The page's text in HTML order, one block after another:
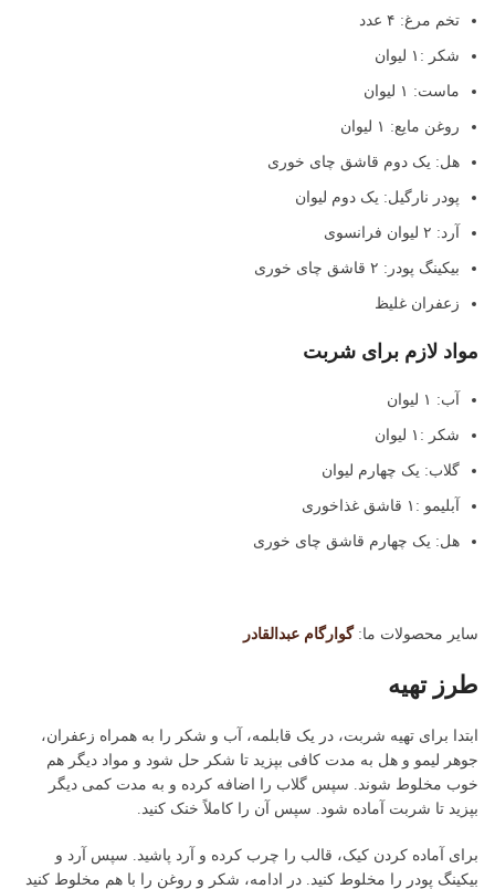
تخم مرغ: ۴ عدد
شکر :۱ لیوان
ماست: ۱ لیوان
روغن مایع: ۱ لیوان
هل: یک دوم قاشق چای خوری
پودر نارگیل: یک دوم لیوان
آرد: ۲ لیوان فرانسوی
بیکینگ پودر: ۲ قاشق چای خوری
زعفران غلیظ
مواد لازم برای شربت
آب: ۱ لیوان
شکر :۱ لیوان
گلاب: یک چهارم لیوان
آبلیمو :۱ قاشق غذاخوری
هل: یک چهارم قاشق چای خوری
سایر محصولات ما:گوارگام عبدالقادر
طرز تهیه
ابتدا برای تهیه شربت، در یک قابلمه، آب و شکر را به همراه زعفران،
جوهر لیمو و هل به مدت کافی بپزید تا شکر حل شود و مواد دیگر هم
خوب مخلوط شوند. سپس گلاب را اضافه کرده و به مدت کمی دیگر
بپزید تا شربت آماده شود. سپس آن را کاملاً خنک کنید.
برای آماده کردن کیک، قالب را چرب کرده و آرد پاشید. سپس آرد و
بیکینگ پودر را مخلوط کنید. در ادامه، شکر و روغن را با هم مخلوط کنید